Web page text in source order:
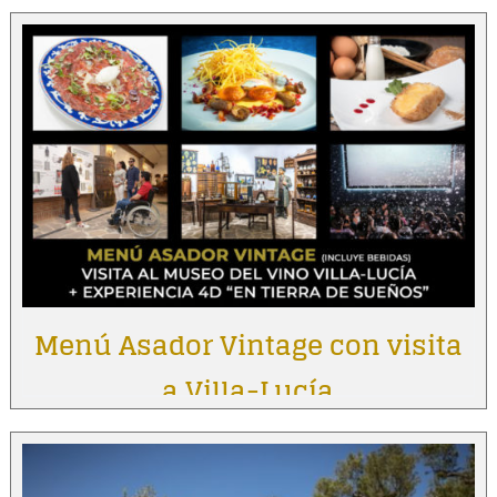
Menú Asador Vintage con visita
a Villa-Lucía